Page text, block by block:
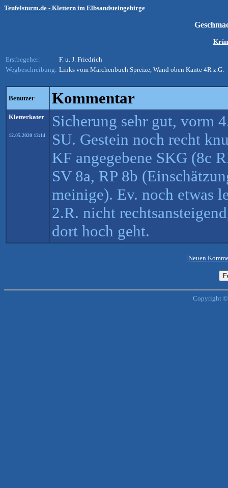
Teufelsturm.de - Klettern im Elbsandsteingebirge
Erstbegeher:
F. u. J. Friedrich
Wegbeschreibung: Links vom Märchenbuch Spreize, Wand oben Kante 4R z.G.
Benutzer Kommentar
Kletterkater
12.05.2020 12:14
Sicherung sehr gut, vorm
SU. Gestein noch recht
KF angegebene SKG (8c
SV 8a, RP 8b
meinige). Ev. noch etwas
2.R. nicht
dort hoch geht.
[Neuen
Copyright ©